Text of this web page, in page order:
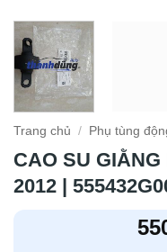
Trang chủ / Phụ tùng
CAO SU GIẰNG
2012 |